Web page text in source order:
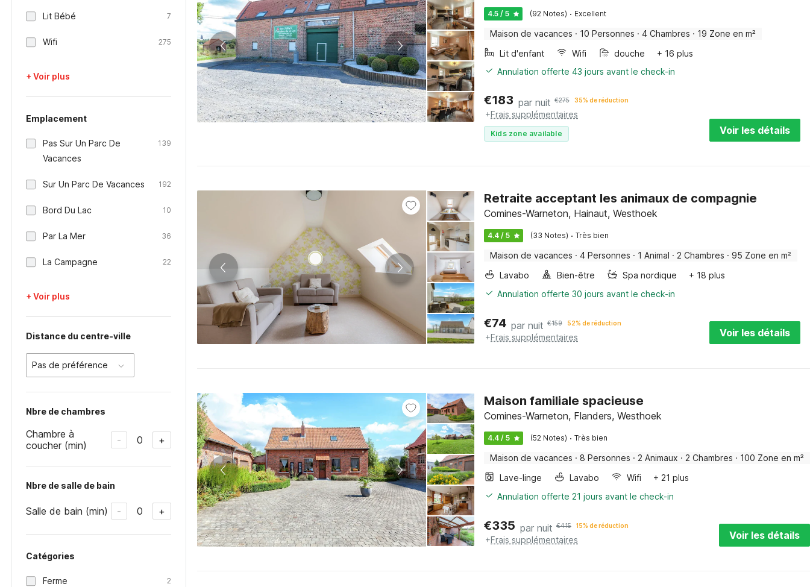
Lit Bébé 7
Wifi 275
+ Voir plus
Emplacement
Pas Sur Un Parc De
Vacances
139
Sur Un Parc De Vacances 192
Bord Du Lac 10
Par La Mer 36
La Campagne 22
+ Voir plus
Distance du centre-ville
Pas de préférence
Nbre de chambres
Chambre à
coucher (min)
- 0 +
Nbre de salle de bain
Salle de bain (min) - 0 +
Catégories
Ferme 2
4.5 / 5 (92 Notes) · Excellent
Maison de vacances · 10 Personnes · 4 Chambres · 19 Zone en m²
Lit d'enfant
Wifi douche
+ 16 plus
Annulation offerte 43 jours avant le check-in
€183 par nuit €275 35% de réduction
+Frais supplémentaires
Kids zone available Voir les détails
Retraite acceptant les animaux de compagnie
Comines-Warneton, Hainaut, Westhoek
4.4 / 5 (33 Notes) · Très bien
Maison de vacances · 4 Personnes · 1 Animal · 2 Chambres · 95 Zone en m²
Lavabo
Bien-être Spa nordique
+ 18 plus
Annulation offerte 30 jours avant le check-in
€74 par nuit €159 52% de réduction
+Frais supplémentaires Voir les détails
Maison familiale spacieuse
Comines-Warneton, Flanders, Westhoek
4.4 / 5 (52 Notes) · Très bien
Maison de vacances · 8 Personnes · 2 Animaux · 2 Chambres · 100 Zone en m²
Lave-linge
Lavabo Wifi
+ 21 plus
Annulation offerte 21 jours avant le check-in
€335 par nuit €415 15% de réduction
+Frais supplémentaires Voir les détails